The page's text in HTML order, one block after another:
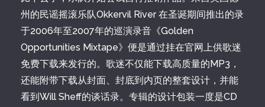
州的民谣摇滚乐队Okkervil River 在圣诞期间推出的录
于2006年至2007年的巡演录音《Golden
Opportunities Mixtape》便是通过挂在官网上供歌迷
免费下载来发行的。歌迷不仅能下载高质量的MP3，
还能附带下载从封面、封底到内页的整套设计，并能
看到Will Sheff的谈话录。专辑的设计包装一度是CD